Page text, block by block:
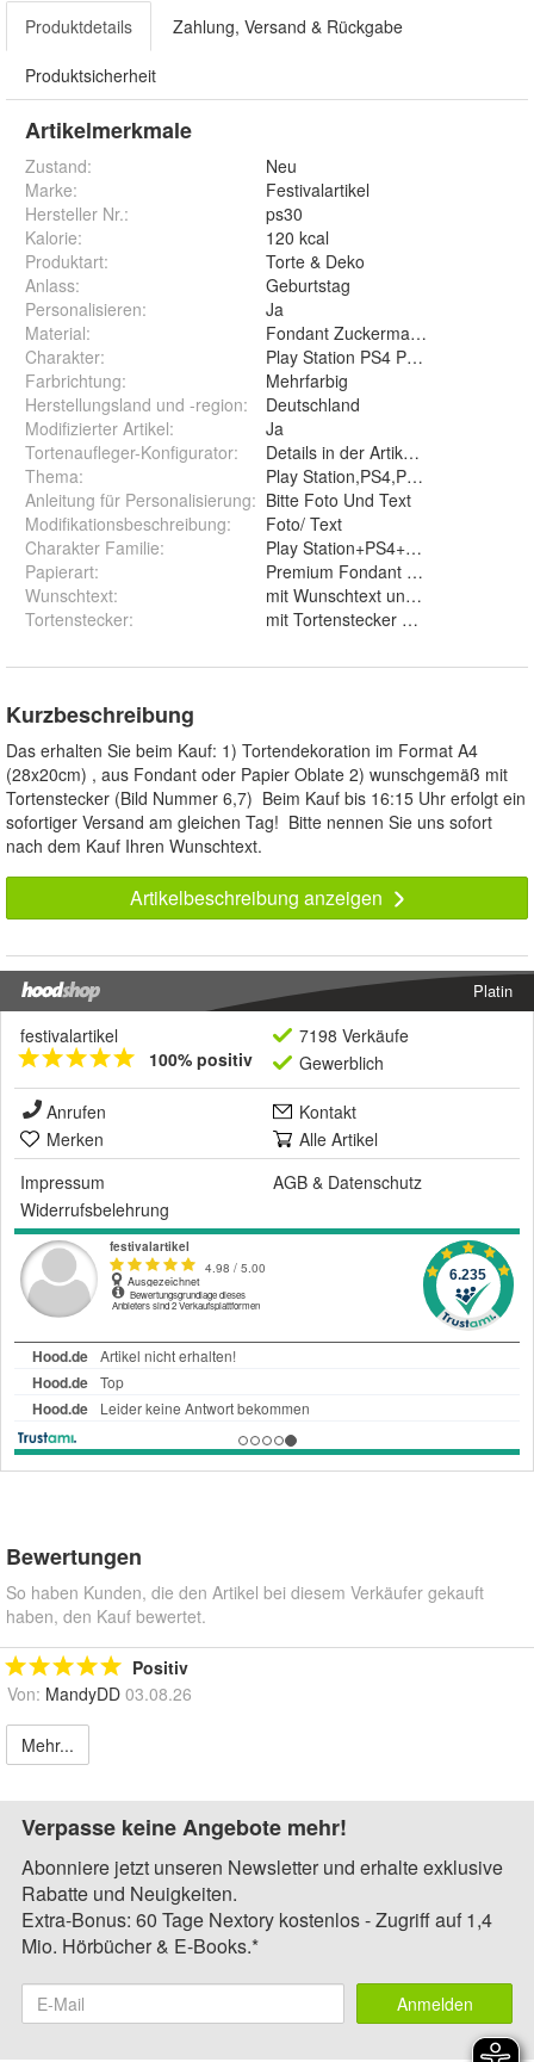
Produktdetails Zahlung, Versand & Rückgabe
Produktsicherheit
Artikelmerkmale
Zustand:
Neu
Marke:
Festivalartikel
Hersteller Nr.:
ps30
Kalorie:
120 kcal
Produktart:
Torte & Deko
Anlass:
Geburtstag
Personalisieren:
Ja
Material:
Fondant Zuckermasse Oblate
Charakter:
Play Station PS4 PS5 Game
Farbrichtung:
Mehrfarbig
Herstellungsland und -region:
Deutschland
Modifizierter Artikel:
Ja
Tortenaufleger-Konfigurator:
Details in der Artikelbeschreibung
Thema:
Play
Anleitung für Personalisierung: Bitte Foto Und Text
Modifikationsbeschreibung:
Foto/ Text
Charakter Familie:
Play
Papierart:
Wunschtext:
mit Wunschtext und ohne
Tortenstecker:
Kurzbeschreibung
Das erhalten Sie beim Kauf: 1) Tortendekoration im Format A4
(28x20cm) , aus Fondant oder Papier Oblate 2) wunschgemäß mit
Tortenstecker (Bild Nummer 6,7) Beim Kauf bis 16:15 Uhr erfolgt ein
sofortiger Versand am gleichen Tag! Bitte nennen Sie uns sofort
nach dem Kauf Ihren Wunschtext.
Artikelbeschreibung anzeigen
Platin
festivalartikel
100% positiv
7198 Verkäufe
Gewerblich
Anrufen
Kontakt
Merken
Alle Artikel
Impressum
AGB & Datenschutz
Widerrufsbelehrung
Bewertungen
So haben Kunden, die den Artikel bei diesem Verkäufer gekauft
haben, den Kauf bewertet.
Positiv
Von: MandyDD 03.08.26
Mehr...
Verpasse keine Angebote mehr!
Abonniere jetzt unseren Newsletter und erhalte exklusive
Rabatte und Neuigkeiten.
Extra-Bonus: 60 Tage Nextory kostenlos - Zugriff auf 1,4
Mio. Hörbücher & E-Books.*
Anmelden